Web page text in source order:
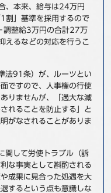
情報
せ
、本来、給与は24万円
割」基準を採用するので
調整給3万円の合計27万
えるなどの対応を行うこ
法91条）が、ルーツとい
ですので、人事権の行使
りませんが、「過大な減
れることを防止する」と
がなされることがありま
関して労使トラブル（訴
な事実として斟酌される
成果に見合った処遇を大
するという点も意識しな